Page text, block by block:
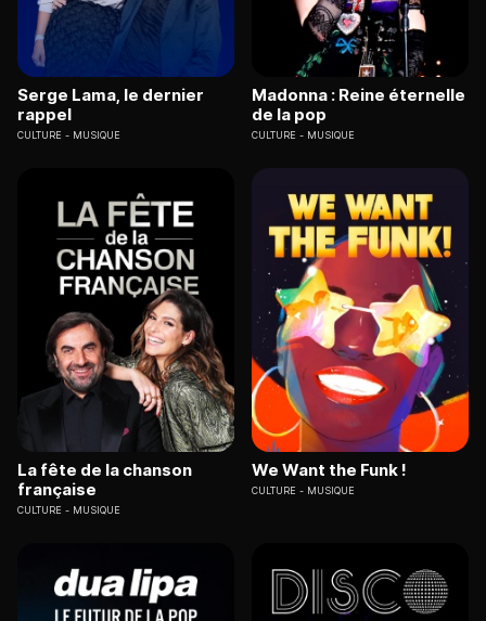
Serge Lama, le dernier
rappel
CULTURE MUSIQUE
Madonna : Reine éternelle
de la pop
CULTURE MUSIQUE
La fête de la chanson
française
CULTURE MUSIQUE
We Want the Funk !
CULTURE MUSIQUE